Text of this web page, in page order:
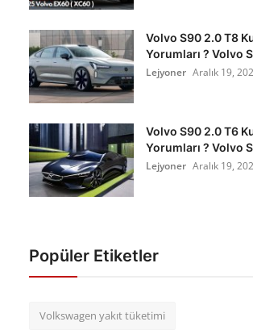
Volvo S90 2.0 T8
Yorumları ? Volvo
Lejyoner Aralık 19,
Volvo S90 2.0 T6
Yorumları ? Volvo
Lejyoner Aralık 19,
Popüler Etiketler
Volkswagen yakıt tüketimi